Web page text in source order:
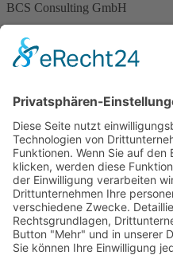
BCS Consulting GmbH
Ostertorstraße 9
32312 Lübbecke
INFORMATIONEN
Impressum
Datenschutz
Know-how